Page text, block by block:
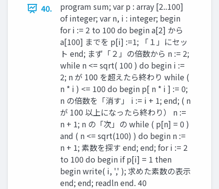
40.
program sum; var p : array [2..100]
of integer; var n, i : integer; begin
for i := 2 to 100 do begin a[2] から
a[100] までを p[i] :=1; 「１」にセッ
ト end; まず「２」の倍数から n := 2;
while n <= sqrt( 100 ) do begin i :=
2; n が 100 を超えたら終わり while (
n * i ) <= 100 do begin p[ n * i ] := 0;
n の倍数を「消す」 i := i + 1; end; ( n
が 100 以上になったら終わり） n :=
n + 1; n の「次」の while ( p[n] = 0 )
and ( n <= sqrt(100) ) do begin n :=
n + 1; 素数を探す end; end; for i := 2
to 100 do begin if p[i] = 1 then
begin write( i, ',' ); 求めた素数の表示
end; end; readln end. 40